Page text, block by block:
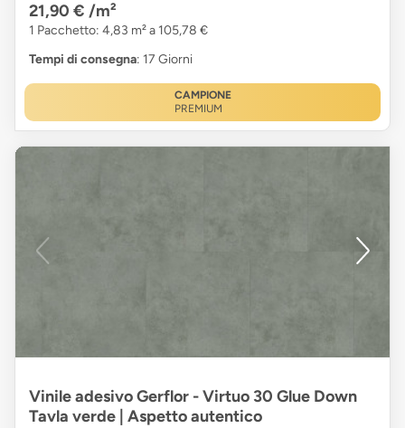
21,90 € /m²
1 Pacchetto: 4,83 m² a 105,78 €
Tempi di consegna: 17 Giorni
CAMPIONE
PREMIUM
Vinile adesivo Gerflor - Virtuo 30 Glue Down
Tavla verde | Aspetto autentico